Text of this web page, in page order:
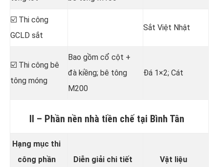
☑️ Thi công
GCLD sắt
Sắt Việt Nhật
☑️ Thi công bê
tông móng
Bao gồm cổ cột +
đà kiềng; bê tông
M200
Đá 1×2; Cát
II – Phần nền nhà tiền chế tại Bình Tân
Hạng mục thi
công phần
Diễn giải chi tiết Vật liệu